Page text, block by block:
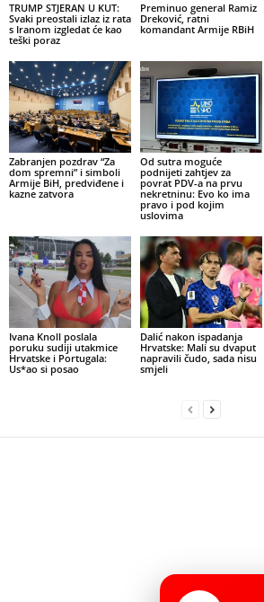
TRUMP STJERAN U KUT:
Svaki preostali izlaz iz rata
s Iranom izgledat će kao
teški poraz
Preminuo general Ramiz
Dreković, ratni
komandant Armije RBiH
Zabranjen pozdrav “Za
dom spremni” i simboli
Armije BiH, predviđene i
kazne zatvora
Od sutra moguće
podnijeti zahtjev za
povrat PDV-a na prvu
nekretninu: Evo ko ima
pravo i pod kojim
uslovima
Ivana Knoll poslala
poruku sudiji utakmice
Hrvatske i Portugala:
Us*ao si posao
Dalić nakon ispadanja
Hrvatske: Mali su dvaput
napravili čudo, sada nisu
smjeli